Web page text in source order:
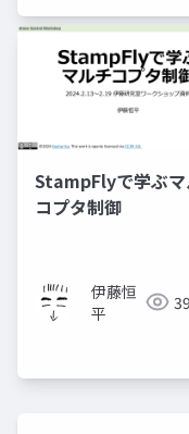
StampFlyで学ぶマ
コプタ制御
伊藤恒
平